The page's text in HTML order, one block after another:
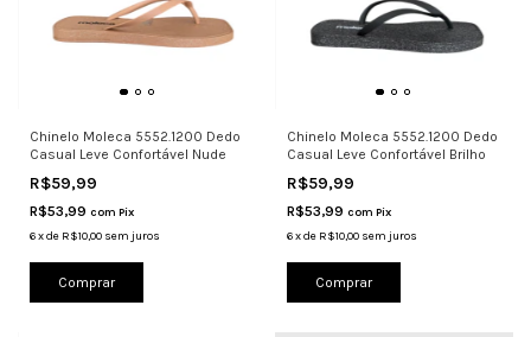
Chinelo Moleca 5552.1200 Dedo
Casual Leve Confortável Nude
R$59,99
R$53,99 com Pix
6xde R$10,00 sem juros
Comprar
Chinelo Moleca 5552.1200 Dedo
Casual Leve Confortável Brilho
R$59,99
R$53,99 com Pix
6 xde R$10,00 sem juros
Comprar